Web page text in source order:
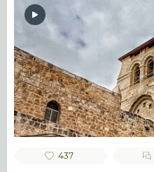
437